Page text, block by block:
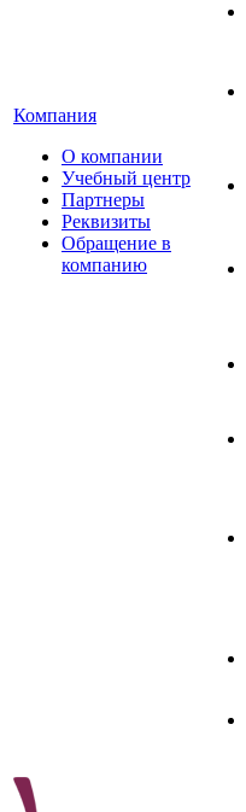
Компания
О компании
Учебный центр
Партнеры
Реквизиты
Обращение в
компанию